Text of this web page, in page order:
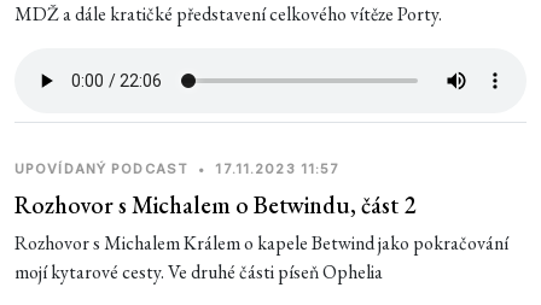
MDŽ a dále kratičké představení celkového vítěze Porty.
UPOVÍDANÝ PODCAST • 17.11.2023 11:57
Rozhovor s Michalem o Betwindu, část 2
Rozhovor s Michalem Králem o kapele Betwind jako pokračování
mojí kytarové cesty. Ve druhé části píseň Ophelia